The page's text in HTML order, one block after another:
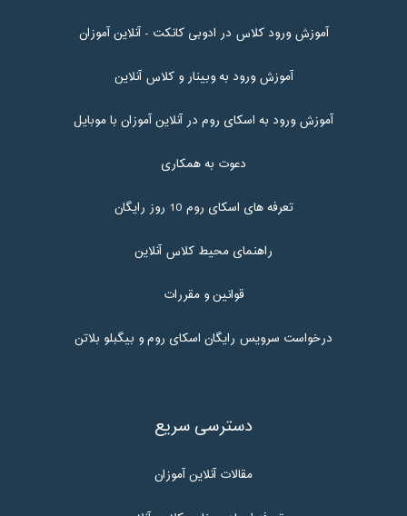
آموزش ورود کلاس در ادوبی کانکت - آنلاین آموزان
آموزش ورود به وبینار و کلاس آنلاین
آموزش ورود به اسکای روم در آنلاین آموزان با موبایل
دعوت به همکاری
تعرفه های اسکای روم 10 روز رایگان
راهنمای محیط کلاس آنلاین
قوانین و مقررات
درخواست سرویس رایگان اسکای روم و بیگبلو بلاتن
دسترسی سریع
مقالات آنلاین آموزان